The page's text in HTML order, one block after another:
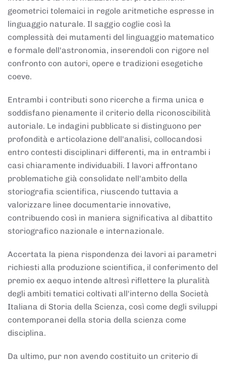
geometrici tolemaici in regole aritmetiche espresse in
linguaggio naturale. Il saggio coglie così la
complessità dei mutamenti del linguaggio matematico
e formale dell'astronomia, inserendoli con rigore nel
confronto con autori, opere e tradizioni esegetiche
coeve.
Entrambi i contributi sono ricerche a firma unica e
soddisfano pienamente il criterio della riconoscibilità
autoriale. Le indagini pubblicate si distinguono per
profondità e articolazione dell'analisi, collocandosi
entro contesti disciplinari differenti, ma in entrambi i
casi chiaramente individuabili. I lavori affrontano
problematiche già consolidate nell'ambito della
storiografia scientifica, riuscendo tuttavia a
valorizzare linee documentarie innovative,
contribuendo così in maniera significativa al dibattito
storiografico nazionale e internazionale.
Accertata la piena rispondenza dei lavori ai parametri
richiesti alla produzione scientifica, il conferimento del
premio ex aequo intende altresì riflettere la pluralità
degli ambiti tematici coltivati all'interno della Società
Italiana di Storia della Scienza, così come degli sviluppi
contemporanei della storia della scienza come
disciplina.
Da ultimo, pur non avendo costituito un criterio di